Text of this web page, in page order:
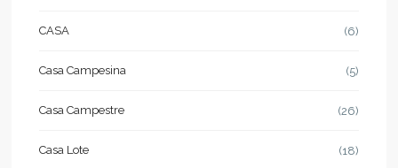
CASA (6)
Casa Campesina (5)
Casa Campestre (26)
Casa Lote (18)